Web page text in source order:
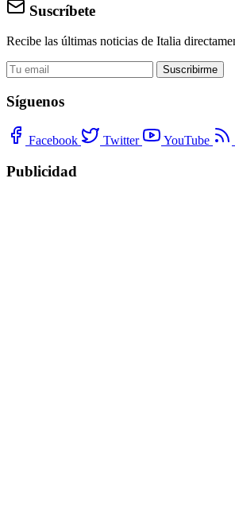
Suscríbete
Recibe las últimas noticias de Italia
Suscribirme
Síguenos
Facebook Twitter YouTube
Publicidad